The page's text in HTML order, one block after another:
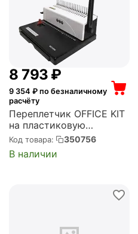
8 793 ₽
9 354 ₽ по безналичному
расчёту
Переплетчик OFFICE KIT
на пластиковую
пружину, механическая
перфорация, сшивание:
500 листов, перфорация:
пружины: 51 мм (B21...
Код товара: 350756
В наличии